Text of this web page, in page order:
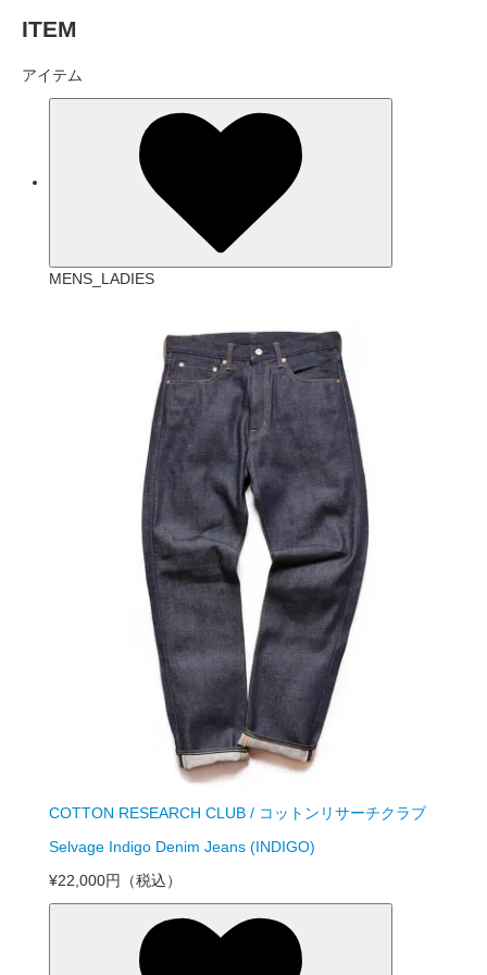
ITEM
アイテム
MENS_LADIES
COTTON RESEARCH CLUB / コットンリサーチクラブ
Selvage Indigo Denim Jeans (INDIGO)
¥22,000円
（税込）